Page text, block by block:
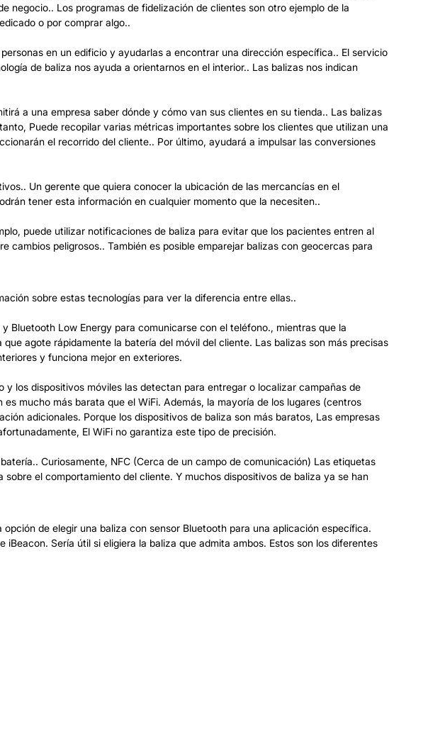
negocio.. Los programas de fidelización de clientes son otro ejemplo de la
o por comprar algo..
en un edificio y ayudarlas a encontrar una dirección específica.. El servicio
de baliza nos ayuda a orientarnos en el interior.. Las balizas nos indican
a una empresa saber dónde y cómo van sus clientes en su tienda.. Las balizas
Puede recopilar varias métricas importantes sobre los clientes que utilizan una
el recorrido del cliente.. Por último, ayudará a impulsar las conversiones
Un gerente que quiera conocer la ubicación de las mercancías en el
tener esta información en cualquier momento que la necesiten..
puede utilizar notificaciones de baliza para evitar que los pacientes entren al
peligrosos.. También es posible emparejar balizas con geocercas para
sobre estas tecnologías para ver la diferencia entre ellas..
Bluetooth Low Energy para comunicarse con el teléfono., mientras que la
agote rápidamente la batería del móvil del cliente. Las balizas son más precisas
y funciona mejor en exteriores.
los dispositivos móviles las detectan para entregar o localizar campañas de
mucho más barata que el WiFi. Además, la mayoría de los lugares (centros
adicionales. Porque los dispositivos de baliza son más baratos, Las empresas
El WiFi no garantiza este tipo de precisión.
Curiosamente, NFC (Cerca de un campo de comunicación) Las etiquetas
el comportamiento del cliente. Y muchos dispositivos de baliza ya se han
de elegir una baliza con sensor Bluetooth para una aplicación específica.
Sería útil si eligiera la baliza que admita ambos. Estos son los diferentes